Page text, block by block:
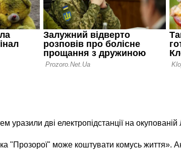
уразили дві електропідстанції на
"Прозорої" може коштувати комусь життя».